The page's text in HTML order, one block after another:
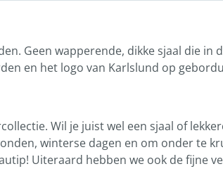
Geen wapperende, dikke sjaal die in
en het logo van Karlslund op
Wil je juist wel een sjaal of
winterse dagen en om onder te
Uiteraard hebben we ook de fijne